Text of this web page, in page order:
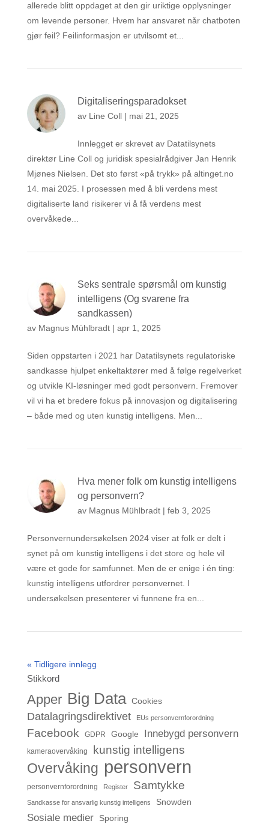
allerede blitt oppdaget at den gir uriktige opplysninger
om levende personer. Hvem har ansvaret når chatboten
gjør feil? Feilinformasjon er utvilsomt et...
Digitaliseringsparadokset
av Line Coll| mai 21, 2025
Innlegget er skrevet av Datatilsynets
direktør Line Coll og juridisk spesialrådgiver Jan Henrik
Mjønes Nielsen. Det sto først «på trykk» på altinget.no
14. mai 2025. I prosessen med å bli verdens mest
digitaliserte land risikerer vi å få verdens mest
overvåkede...
Seks sentrale spørsmål om kunstig
intelligens (Og svarene fra
sandkassen)
av Magnus Mühlbradt| apr 1, 2025
Siden oppstarten i 2021 har Datatilsynets regulatoriske
sandkasse hjulpet enkeltaktører med å følge regelverket
og utvikle KI-løsninger med godt personvern. Fremover
vil vi ha et bredere fokus på innovasjon og digitalisering
– både med og uten kunstig intelligens. Men...
Hva mener folk om kunstig intelligens
og personvern?
av Magnus Mühlbradt| feb 3, 2025
Personvernundersøkelsen 2024 viser at folk er delt i
synet på om kunstig intelligens i det store og hele vil
være et gode for samfunnet. Men de er enige i én ting:
kunstig intelligens utfordrer personvernet. I
undersøkelsen presenterer vi funnene fra en...
« Tidligere innlegg
Stikkord
Apper Big Data Cookies
Datalagringsdirektivet EUs personvernforordning
Facebook GDPR Google Innebygd personvern
kameraovervåking kunstig intelligens
Overvåking personvern
personvernforordning Register Samtykke
Sandkasse for ansvarlig kunstig intelligens Snowden
Sosiale medier Sporing